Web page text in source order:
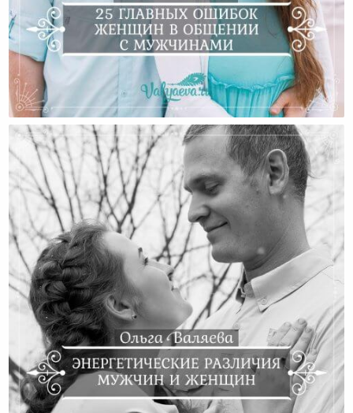
25 Главных Ошибок Женщин В Общении С
Мужчинами